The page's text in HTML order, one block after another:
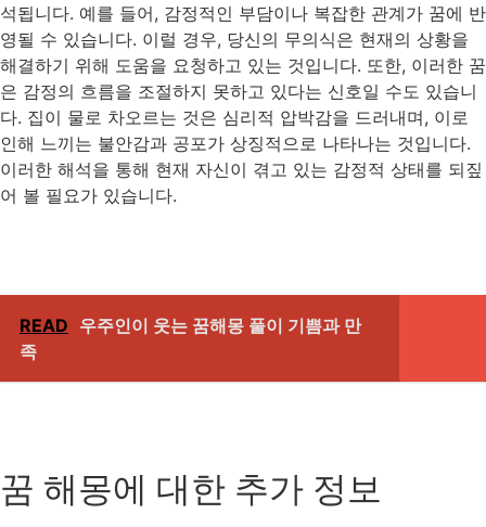
석됩니다. 예를 들어, 감정적인 부담이나 복잡한 관계가 꿈에 반
영될 수 있습니다. 이럴 경우, 당신의 무의식은 현재의 상황을
해결하기 위해 도움을 요청하고 있는 것입니다. 또한, 이러한 꿈
은 감정의 흐름을 조절하지 못하고 있다는 신호일 수도 있습니
다. 집이 물로 차오르는 것은 심리적 압박감을 드러내며, 이로
인해 느끼는 불안감과 공포가 상징적으로 나타나는 것입니다.
이러한 해석을 통해 현재 자신이 겪고 있는 감정적 상태를 되짚
어 볼 필요가 있습니다.
READ 우주인이 웃는 꿈해몽 풀이 기쁨과 만
족
꿈 해몽에 대한 추가 정보